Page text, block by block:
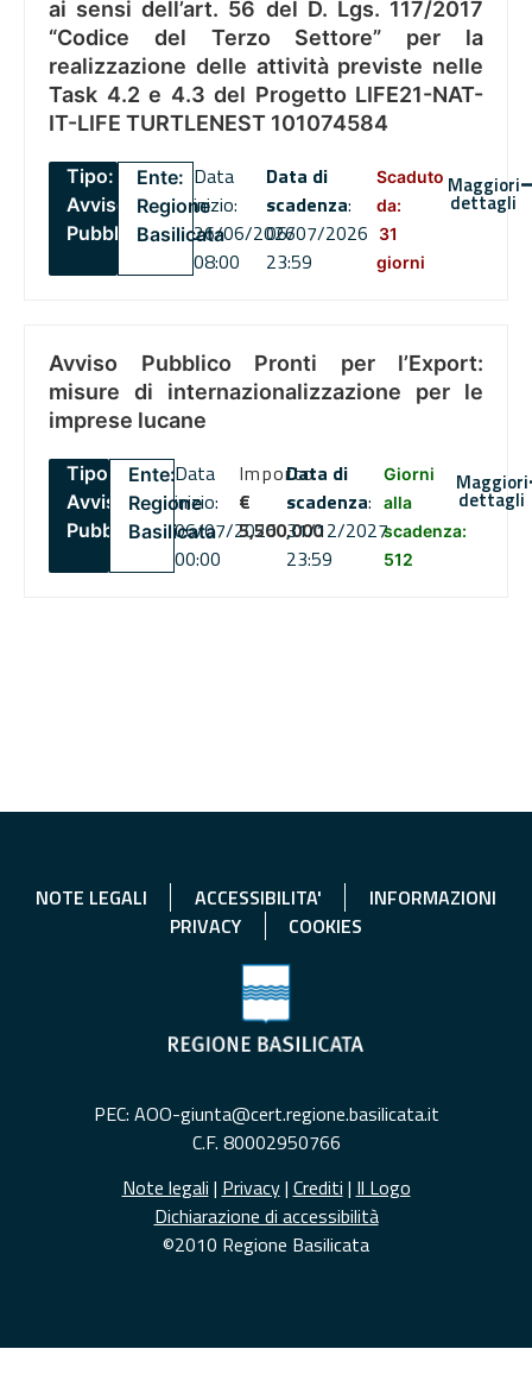
ai sensi dell’art. 56 del D. Lgs. 117/2017
“Codice del Terzo Settore” per la
realizzazione delle attività previste nelle
Task 4.2 e 4.3 del Progetto LIFE21-NAT-
IT-LIFE TURTLENEST 101074584
Tipo:
Avviso
Pubblico
Ente:
Regione
Basilicata
Data
inizio:
26/06/2026
08:00
Data di
scadenza:
06/07/2026
23:59
Scaduto
da:
31
giorni
Maggiori
dettagli
Avviso Pubblico Pronti per l’Export:
misure di internazionalizzazione per le
imprese lucane
Tipo:
Avviso
Pubblico
Ente:
Regione
Basilicata
Data
inizio:
06/07/2026
00:00
Importo
€
5,500,000
Data di
scadenza:
31/12/2027
23:59
Giorni
alla
scadenza:
512
Maggiori
dettagli
NOTE LEGALI ACCESSIBILITA'
INFORMAZIONI
PRIVACY
COOKIES
PEC: AOO-giunta@cert.regione.basilicata.it
C.F. 80002950766
Note legali | Privacy| Crediti | Il Logo
Dichiarazione di accessibilità
©2010 Regione Basilicata